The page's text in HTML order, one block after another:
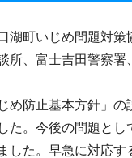
町いじめ問題対策
、富士吉田警察
防止基本方針」の
。今後の問題と
た。早急に対応す